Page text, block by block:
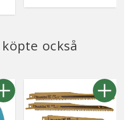
också